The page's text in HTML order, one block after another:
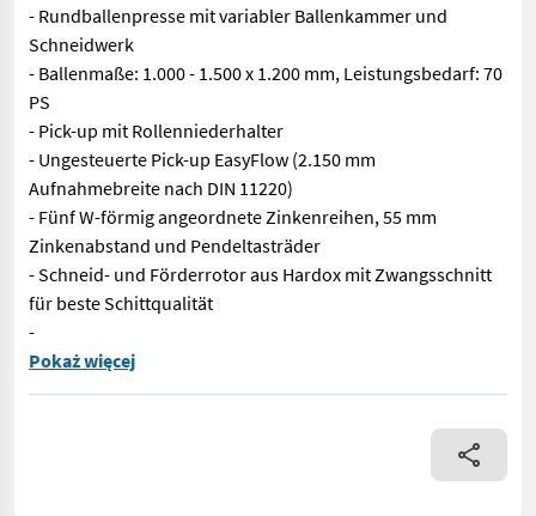
- Rundballenpresse mit variabler Ballenkammer und
Schneidwerk
- Ballenmaße: 1.000 - 1.500 x 1.200 mm, Leistungsbedarf: 70
PS
- Pick-up mit Rollenniederhalter
- Ungesteuerte Pick-up EasyFlow (2.150 mm
Aufnahmebreite nach DIN 11220)
- Fünf W-förmig angeordnete Zinkenreihen, 55 mm
Zinkenabstand und Pendeltasträder
- Schneid- und Förderrotor aus Hardox mit Zwangsschnitt
für beste Schittqualität
-
Krone COMPACK V 150 XC PRO (nachfolge Presse
Pokaż więcej